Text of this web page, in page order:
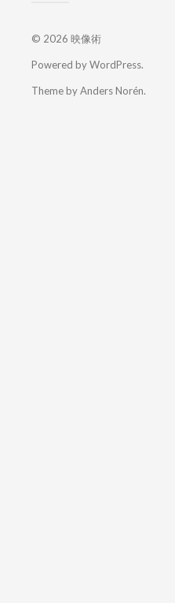
© 2026 映像術
Powered byWordPress.
Theme byAnders Norén.